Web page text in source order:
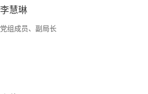
李慧琳
党组成员、副局长